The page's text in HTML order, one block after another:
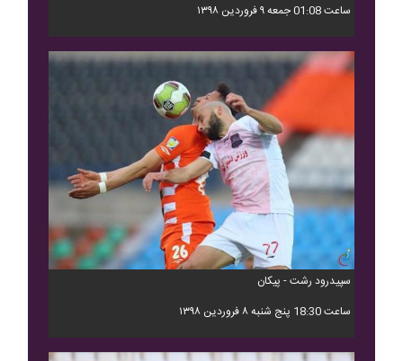
ساعت 01:08 جمعه ۹ فروردین ۱۳۹۸
سپیدرود رشت - پیکان
ساعت 18:30 پنج شنبه ۸ فروردین ۱۳۹۸